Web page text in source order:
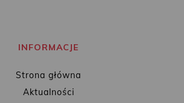
INFORMACJE
Strona główna
Aktualności